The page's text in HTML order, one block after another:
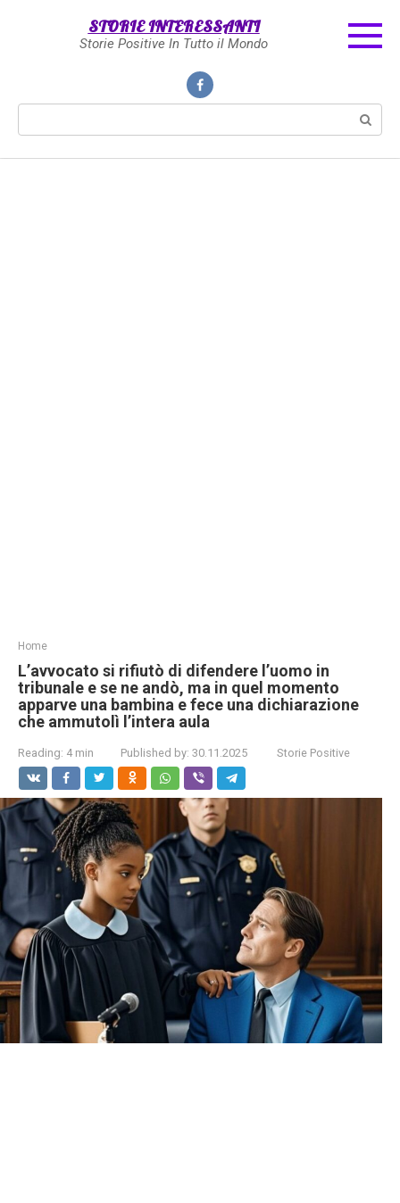
STORIE INTERESSANTI
Storie Positive In Tutto il Mondo
Home
L’avvocato si rifiutò di difendere l’uomo in
tribunale e se ne andò, ma in quel momento
apparve una bambina e fece una dichiarazione
che ammutolì l’intera aula
Reading: 4 min Published by: 30.11.2025 Storie Positive